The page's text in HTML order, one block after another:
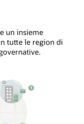
un insieme
tutte le region di